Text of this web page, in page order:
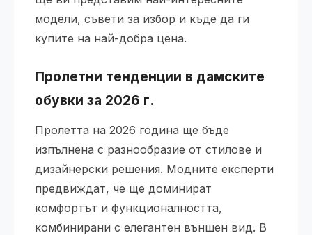
модели, съвети за избор и къде да ги
купите на най-добра цена.
Пролетни тенденции в дамските
обувки за 2026 г.
Пролетта на 2026 година ще бъде
изпълнена с разнообразие от стилове и
дизайнерски решения. Модните експерти
предвиждат, че ще доминират
комфортът и функционалността,
комбинирани с елегантен външен вид. В